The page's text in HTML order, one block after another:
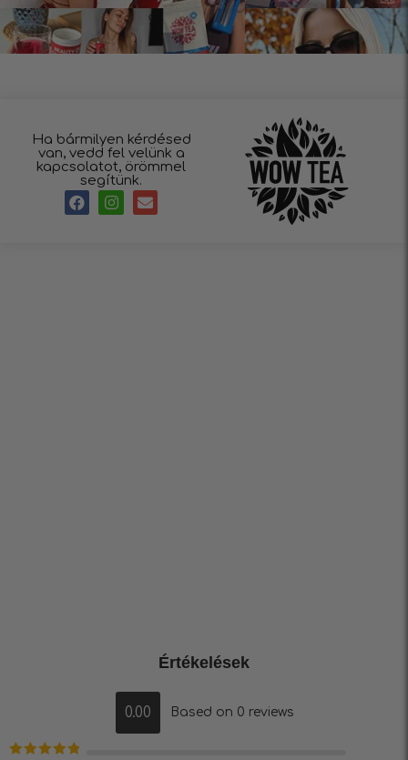
Ha bármilyen kérdésed
van, vedd fel velünk a
kapcsolatot, örömmel
segítünk.
Értékelések
0.00 Based on 0 reviews